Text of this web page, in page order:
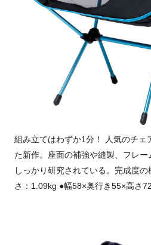
組み立てはわずか1分！ 人気のチェ
た新作。座面の補強や縫製、フレ
しっかり研究されている。完成度
さ：1.09kg ●幅58×奥行き55×高さ